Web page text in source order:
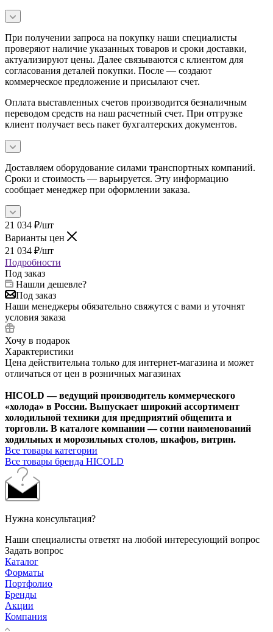
При получении запроса на покупку наши специалисты
проверяют наличие указанных товаров и сроки доставки,
актуализируют цены. Далее связываются с клиентом для
согласования деталей покупки. После — создают
коммерческое предложение и присылают счет.
Оплата выставленных счетов производится безналичным
переводом средств на наш расчетный счет. При отгрузке
клиент получает весь пакет бухгалтерских документов.
Доставляем оборудование силами транспортных компаний.
Сроки и стоимость — варьируется. Эту информацию
сообщает менеджер при оформлении заказа.
21 034 ₽/шт
Варианты цен
21 034 ₽/шт
Подробности
Под заказ
Нашли дешевле?
Под заказ
Наши менеджеры обязательно свяжутся с вами и уточнят
условия заказа
Хочу в подарок
Характеристики
Цена действительна только для интернет-магазина и может
отличаться от цен в розничных магазинах
HICOLD — ведущий производитель коммерческого
«холода» в России. Выпускает широкий ассортимент
холодильной техники для предприятий общепита и
торговли. В каталоге компании — сотни наименований
ходильных и морозильных столов, шкафов, витрин.
Все товары категории
Все товары бренда HICOLD
Нужна консультация?
Наши специалисты ответят на любой интересующий вопрос
Задать вопрос
Каталог
Форматы
Портфолио
Бренды
Акции
Компания